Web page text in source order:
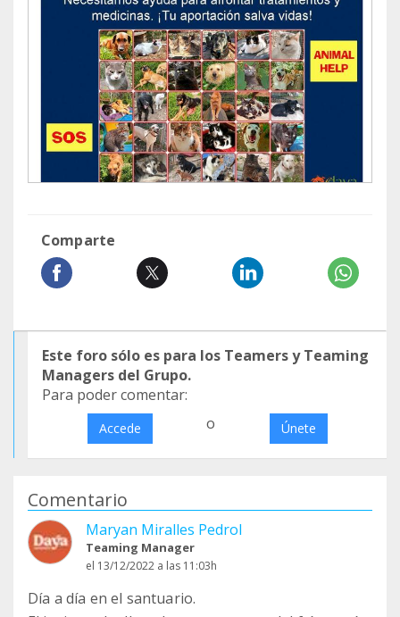
Comparte
Este foro sólo es para los Teamers y Teaming
Managers del Grupo.
Para poder comentar:
Accede o Únete
Comentario
Maryan Miralles Pedrol
Teaming Manager
el 13/12/2022 a las 11:03h
Día a día en el santuario.